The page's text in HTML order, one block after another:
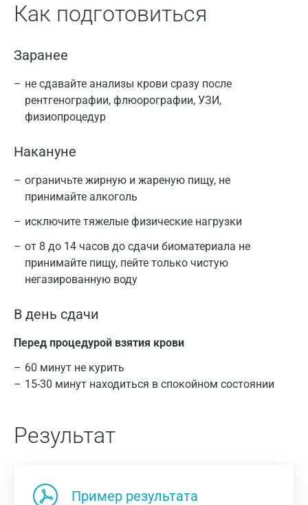
Как подготовиться
Заранее
не сдавайте анализы крови сразу после
рентгенографии, флюорографии, УЗИ,
физиопроцедур
Накануне
ограничьте жирную и жареную пищу, не
принимайте алкоголь
исключите тяжелые физические нагрузки
от 8 до 14 часов до сдачи биоматериала не
принимайте пищу, пейте только чистую
негазированную воду
В день сдачи
Перед процедурой взятия крови
60 минут не курить
15-30 минут находиться в спокойном состоянии
Результат
Пример результата